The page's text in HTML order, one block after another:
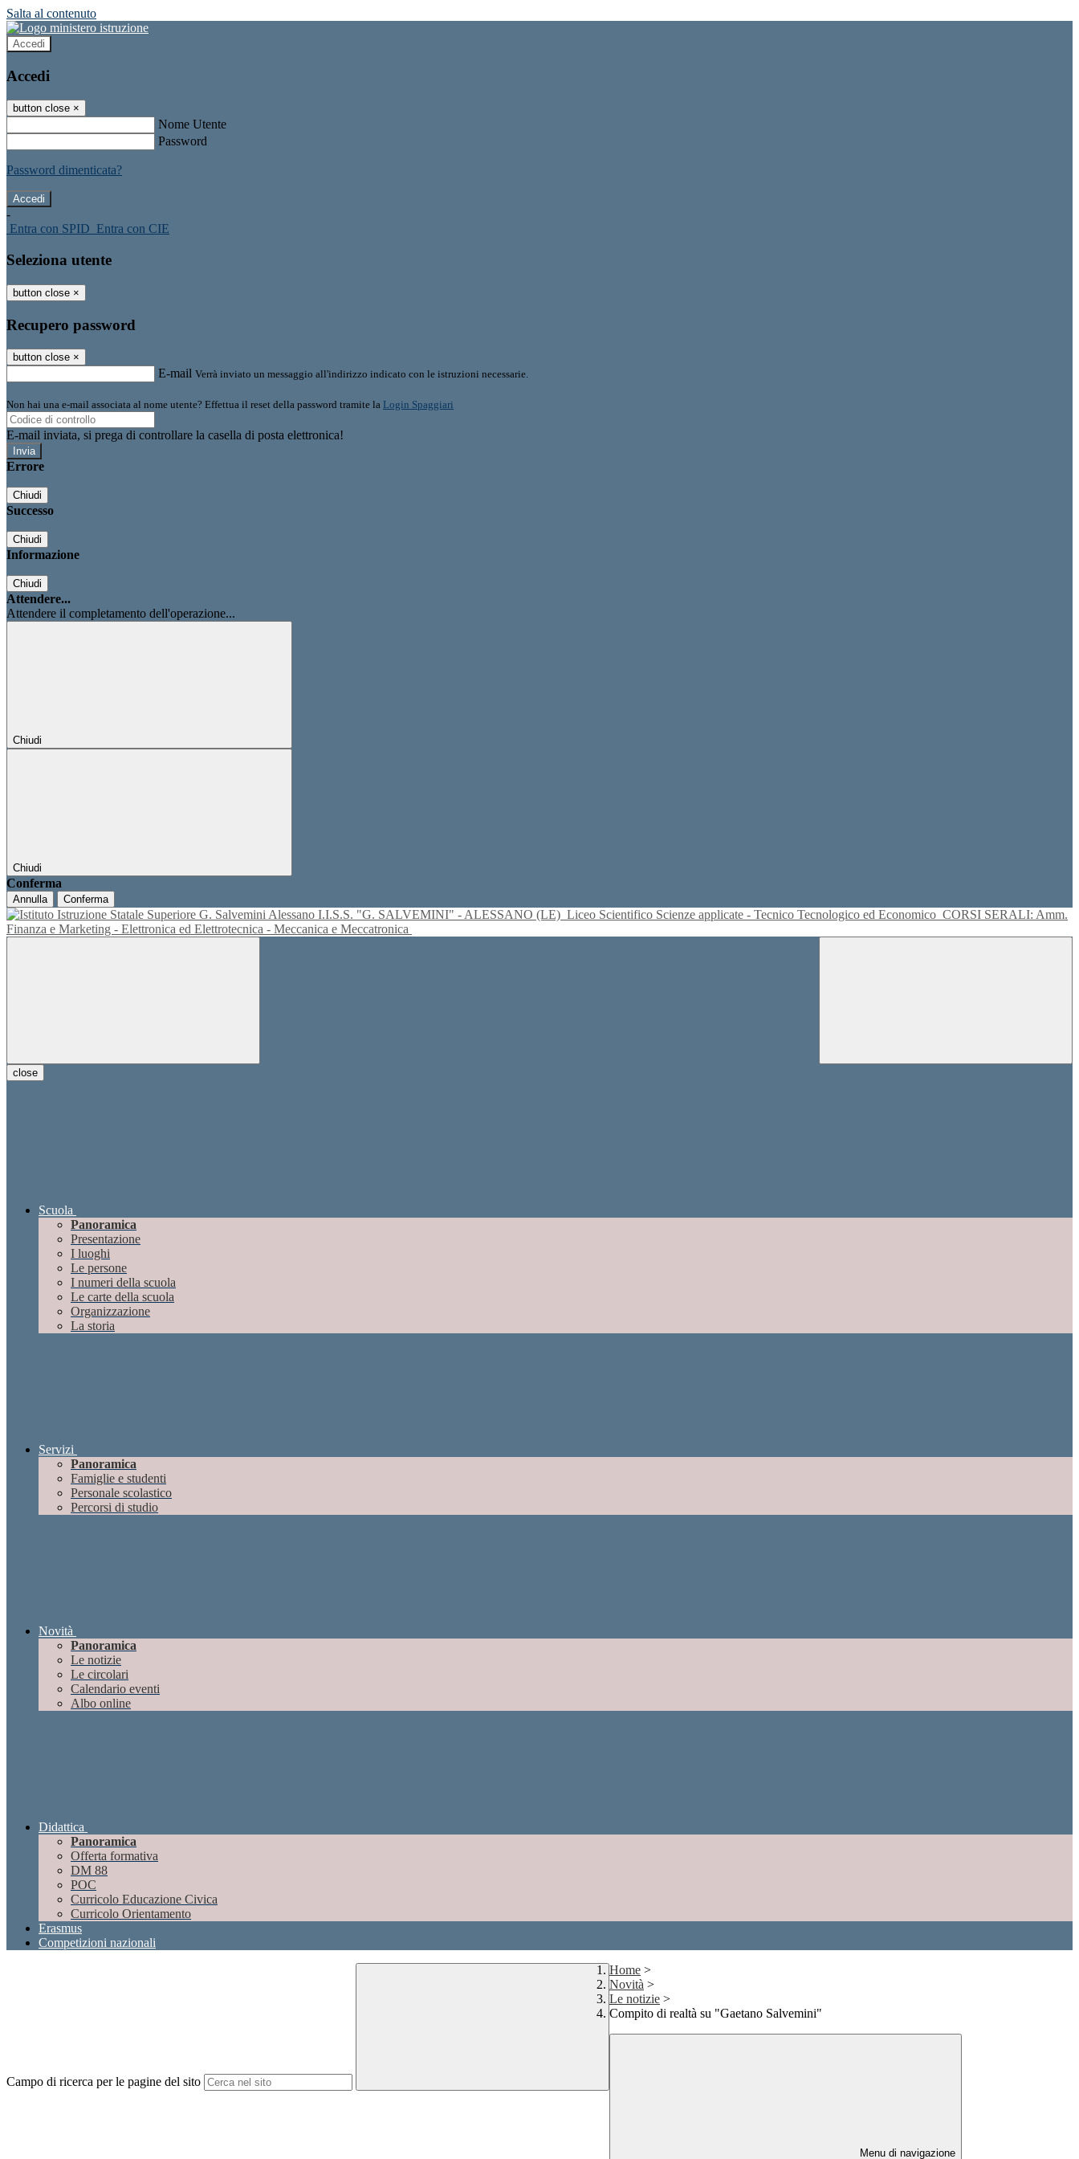
Salta al contenuto
Accedi
Accedi
button close ×
Nome Utente
Password
Password dimenticata?
-
Entra con SPID Entra con CIE
Seleziona utente
button close ×
Recupero password
button close ×
E-mail Verrà inviato un messaggio all'indirizzo indicato con le istruzioni necessarie.
Non hai una e-mail associata al nome utente? Effettua il reset della password tramite la Login Spaggiari
E-mail inviata, si prega di controllare la casella di posta elettronica!
Errore
Chiudi
Successo
Chiudi
Informazione
Chiudi
Attendere...
Attendere il completamento dell'operazione...
Chiudi
Chiudi
Conferma
Annulla Conferma
I.I.S.S. "G. SALVEMINI" - ALESSANO (LE) Liceo Scientifico Scienze applicate - Tecnico Tecnologico ed Economico CORSI SERALI: Amm.
Finanza e Marketing - Elettronica ed Elettrotecnica - Meccanica e Meccatronica
close
Scuola
Panoramica
Presentazione
I luoghi
Le persone
I numeri della scuola
Le carte della scuola
Organizzazione
La storia
Servizi
Panoramica
Famiglie e studenti
Personale scolastico
Percorsi di studio
Novità
Panoramica
Le notizie
Le circolari
Calendario eventi
Albo online
Didattica
Panoramica
Offerta formativa
DM 88
POC
Curricolo Educazione Civica
Curricolo Orientamento
Erasmus
Competizioni nazionali
Campo di ricerca per le pagine del sito
Home >
Novità >
Le notizie >
Compito di realtà su "Gaetano Salvemini"
Menu di navigazione